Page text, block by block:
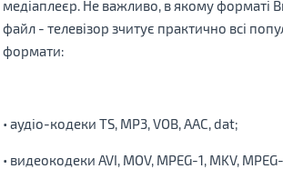
медіаплеєр. Не важливо, в якому форматі
файл - телевізор зчитує практично всі
формати:
• аудіо-кодеки TS, MP3, VOB, AAC, dat;
• видеокодеки AVI, MOV, MPEG-1, MKV,